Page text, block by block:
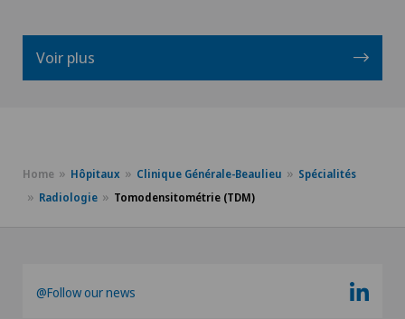
Voir plus
Home Hôpitaux Clinique Générale-Beaulieu
Spécialités
Radiologie
Tomodensitométrie (TDM)
@Follow our news